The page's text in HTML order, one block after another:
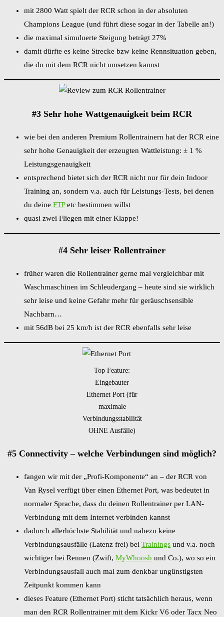
mit 2800 Watt spielt der RCR schon in der absoluten
Champions League (und führt diese sogar in der Tabelle an!)
die maximal simuluerte Steigung beträgt 27%
damit dürfte es keine Strecke bzw keine Rennsituation geben,
die du mit dem RCR nicht umsetzen kannst
#3 Sehr hohe Wattgenauigkeit beim RCR
wie bei den anderen Premium Rollentrainern hat der RCR eine
sehr hohe Genauigkeit der erzeugten Wattleistung: ± 1 %
Leistungsgenauigkeit
entsprechend bietet sich der RCR nicht nur für dein Indoor
Training an, sondern v.a. auch für Leistungs-Tests, bei denen
du deine FTPetc bestimmen willst
quasi zwei Fliegen mit einer Klappe!
#4 Sehr leiser Rollentrainer
früher waren die Rollentrainer gerne mal vergleichbar mit
Waschmaschinen im Schleudergang – heute sind sie wirklich
sehr leise und keine Gefahr mehr für geräuschsensible
Nachbarn…
mit 56dB bei 25 km/h ist der RCR ebenfalls sehr leise
Top Feature:
Eingebauter
Ethernet Port (für
maximale
Verbindungsstabilität
OHNE Ausfälle)
#5 Connectivity – welche Verbindungen sind möglich?
fangen wir mit der „Profi-Komponente“ an – der RCR von
Van Rysel verfügt über einen Ethernet Port, was bedeutet in
normaler Sprache, dass du deinen Rollentrainer per LAN-
Verbindung mit dem Internet verbinden kannst
dadurch allerhöchste Stabilität und nahezu keine
Verbindungsausfälle (Latenz frei) bei Trainings und v.a. noch
wichtiger bei Rennen (Zwift, MyWhoosh und Co.), wo so ein
Verbindungsausfall auch mal zum denkbar ungünstigsten
Zeitpunkt kommen kann
dieses Feature (Ethernet Port) sticht tatsächlich heraus, wenn
man den RCR Rollentrainer mit dem Kickr V6 oder Tacx Neo